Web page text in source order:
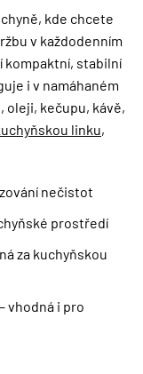
kde chcete
v každodenním
kompaktní, stabilní
i v namáhaném
oleji, kečupu, kávě,
linku,
nečistot
prostředí
za kuchyňskou
vhodná i pro